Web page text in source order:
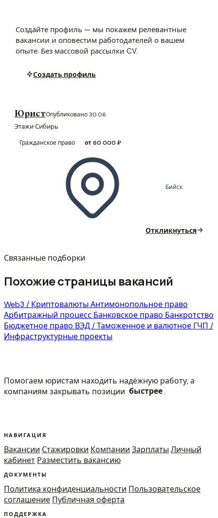
Создайте профиль — мы покажем релевантные
вакансии и оповестим работодателей о вашем
опыте. Без массовой рассылки CV.
Создать профиль
ЮристОпубликовано 30.06
Этажи Сибирь
Гражданское право от 60 000 ₽
Бийск
Откликнуться
Связанные подборки
Похожие страницы вакансий
Web3 / КриптовалютыАнтимонопольное право
Арбитражный процесс Банковское право Банкротство
Бюджетное право ВЭД / Таможенное и валютное ГЧП /
Инфраструктурные проекты
Помогаем юристам находить надёжную работу, а
компаниям закрывать позиции быстрее.
НАВИГАЦИЯ
Вакансии Стажировки Компании Зарплаты Личный
кабинет Разместить вакансию
ДОКУМЕНТЫ
Политика конфиденциальности Пользовательское
соглашение Публичная оферта
ПОДДЕРЖКА